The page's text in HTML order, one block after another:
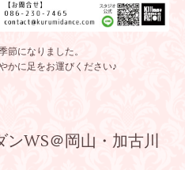
節になりました。
かに足をお運びください♪
WS＠岡山・加古川